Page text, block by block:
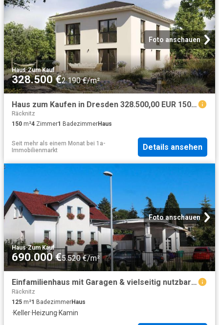
Foto anschauen
Haus·Zum Kauf
328.500 €2.190 €/m²
Haus zum Kaufen in Dresden 328.500,00 EUR 150 m²
Räcknitz
150 m²4 Zimmer1 BadezimmerHaus
Seit mehr als einem Monat bei 1a-
Immobilienmarkt
Details ansehen
Foto anschauen
Haus·Zum Kauf
690.000 €5.520 €/m²
Einfamilienhaus mit Garagen & vielseitig nutzbarer Gewerbeeinheit
Räcknitz
125 m²1 BadezimmerHaus
·Keller·Heizung·Kamin